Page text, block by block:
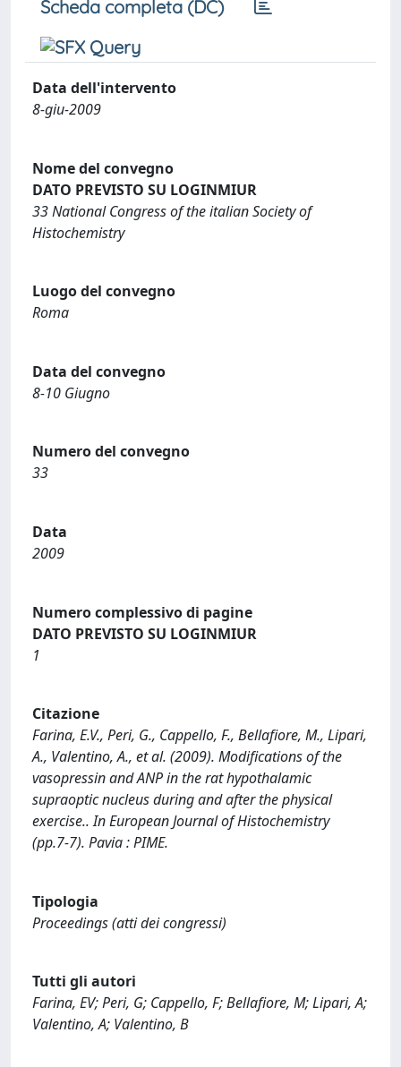
Scheda completa (DC)
Data dell'intervento
8-giu-2009
Nome del convegno
DATO PREVISTO SU LOGINMIUR
33 National Congress of the italian Society of
Histochemistry
Luogo del convegno
Roma
Data del convegno
8-10 Giugno
Numero del convegno
33
Data
2009
Numero complessivo di pagine
DATO PREVISTO SU LOGINMIUR
1
Citazione
Farina, E.V., Peri, G., Cappello, F., Bellafiore, M., Lipari,
A., Valentino, A., et al. (2009). Modifications of the
vasopressin and ANP in the rat hypothalamic
supraoptic nucleus during and after the physical
exercise.. In European Journal of Histochemistry
(pp.7-7). Pavia : PIME.
Tipologia
Proceedings (atti dei congressi)
Tutti gli autori
Farina, EV; Peri, G; Cappello, F; Bellafiore, M; Lipari, A;
Valentino, A; Valentino, B